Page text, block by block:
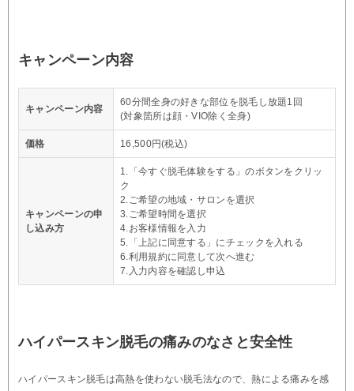
キャンペーン内容
キャンペーン内容
60分間全身の好きな部位を脱毛し放題1回
(対象箇所は顔・VIO除く全身)
価格 16,500円(税込)
キャンペーンの申
し込み方
1.「今すぐ脱毛体験をする」のボタンをクリッ
ク
2.ご希望の地域・サロンを選択
3.ご希望時間を選択
4.お客様情報を入力
5.「上記に同意する」にチェックを入れる
6.利用規約に同意して次へ進む
7.入力内容を確認し申込
ハイパースキン脱毛の痛みのなさと安全性
ハイパースキン脱毛は高熱を使わない脱毛法なので、熱による痛みを感